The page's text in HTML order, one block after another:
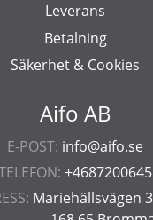
Aifo AB
E-POST: info@aifo.se
+4687200645
Mariehällsvägen
Leverans
Betalning
Säkerhet & Cookies